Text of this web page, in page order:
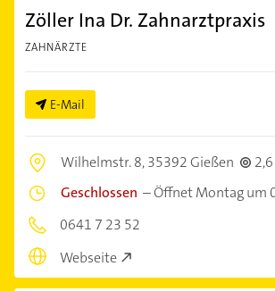
Zöller Ina Dr. Zahnarztpraxis
ZAHNÄRZTE
E-Mail
Wilhelmstr. 8,35392 Gießen
Geschlossen –Öffnet Montag um
0641 7 23 52
Webseite